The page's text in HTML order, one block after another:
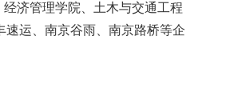
济管理学院、土木与交通工程
运、南京谷雨、南京路桥等企